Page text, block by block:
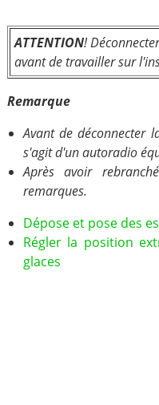
ATTENTION!
avant de travailler sur
Remarque
Avant de déconnecter
s'agit d'un autoradio
Après avoir
remarques.
Dépose et pose des
Régler la position
glaces